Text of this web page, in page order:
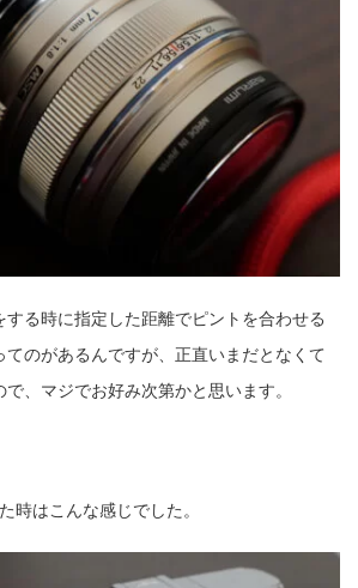
する時に指定した距離でピントを合わせる
てのがあるんですが、正直いまだとなくて
、マジでお好み次第かと思います。
時はこんな感じでした。